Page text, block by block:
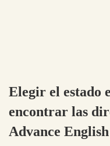
Elegir el estado
encontrar las
Advance